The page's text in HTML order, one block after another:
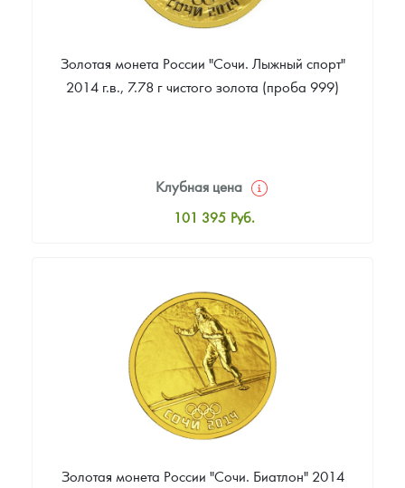
Золотая монета России "Сочи. Лыжный спорт"
2014 г.в., 7.78 г чистого золота (проба 999)
Клубная цена
101 395 Руб.
Цена выкупа
86 512 Руб.
Золотая монета России "Сочи. Биатлон" 2014